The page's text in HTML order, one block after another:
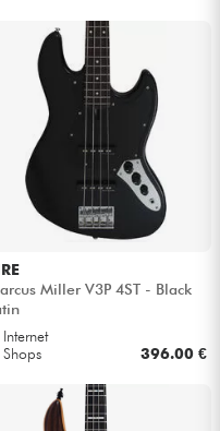
Miller V3P 4ST - Black
Internet
Shops
396.00 €